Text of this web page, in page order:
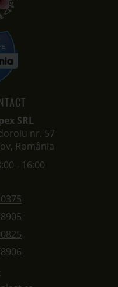
SRL
nr. 57
România
- 16:00